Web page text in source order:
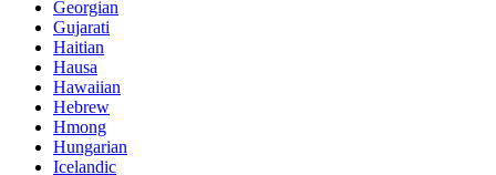
Georgian
Gujarati
Haitian
Hausa
Hawaiian
Hebrew
Hmong
Hungarian
Icelandic